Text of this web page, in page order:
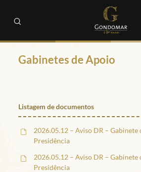
Gabinetes de Apoio
Listagem de documentos
2026.05.12 – Aviso DR – Gabinete
Presidência
2026.05.12 – Aviso DR – Gabinete
Presidência